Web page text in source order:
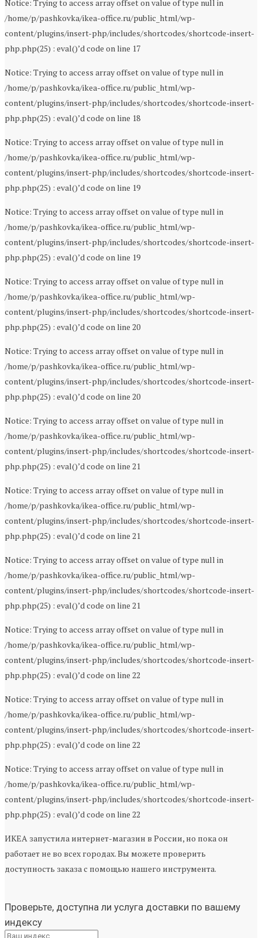
Notice: Trying to access array offset on value of type null in
/home/p/pashkovka/ikea-office.ru/public_html/wp-
content/plugins/insert-php/includes/shortcodes/shortcode-insert-
php.php(25) : eval()’d code on line 17
Notice: Trying to access array offset on value of type null in
/home/p/pashkovka/ikea-office.ru/public_html/wp-
content/plugins/insert-php/includes/shortcodes/shortcode-insert-
php.php(25) : eval()’d code on line 18
Notice: Trying to access array offset on value of type null in
/home/p/pashkovka/ikea-office.ru/public_html/wp-
content/plugins/insert-php/includes/shortcodes/shortcode-insert-
php.php(25) : eval()’d code on line 19
Notice: Trying to access array offset on value of type null in
/home/p/pashkovka/ikea-office.ru/public_html/wp-
content/plugins/insert-php/includes/shortcodes/shortcode-insert-
php.php(25) : eval()’d code on line 19
Notice: Trying to access array offset on value of type null in
/home/p/pashkovka/ikea-office.ru/public_html/wp-
content/plugins/insert-php/includes/shortcodes/shortcode-insert-
php.php(25) : eval()’d code on line 20
Notice: Trying to access array offset on value of type null in
/home/p/pashkovka/ikea-office.ru/public_html/wp-
content/plugins/insert-php/includes/shortcodes/shortcode-insert-
php.php(25) : eval()’d code on line 20
Notice: Trying to access array offset on value of type null in
/home/p/pashkovka/ikea-office.ru/public_html/wp-
content/plugins/insert-php/includes/shortcodes/shortcode-insert-
php.php(25) : eval()’d code on line 21
Notice: Trying to access array offset on value of type null in
/home/p/pashkovka/ikea-office.ru/public_html/wp-
content/plugins/insert-php/includes/shortcodes/shortcode-insert-
php.php(25) : eval()’d code on line 21
Notice: Trying to access array offset on value of type null in
/home/p/pashkovka/ikea-office.ru/public_html/wp-
content/plugins/insert-php/includes/shortcodes/shortcode-insert-
php.php(25) : eval()’d code on line 21
Notice: Trying to access array offset on value of type null in
/home/p/pashkovka/ikea-office.ru/public_html/wp-
content/plugins/insert-php/includes/shortcodes/shortcode-insert-
php.php(25) : eval()’d code on line 22
Notice: Trying to access array offset on value of type null in
/home/p/pashkovka/ikea-office.ru/public_html/wp-
content/plugins/insert-php/includes/shortcodes/shortcode-insert-
php.php(25) : eval()’d code on line 22
Notice: Trying to access array offset on value of type null in
/home/p/pashkovka/ikea-office.ru/public_html/wp-
content/plugins/insert-php/includes/shortcodes/shortcode-insert-
php.php(25) : eval()’d code on line 22
ИКЕА запустила интернет-магазин в России, но пока он
работает не во всех городах. Вы можете проверить
доступность заказа с помощью нашего инструмента.
Проверьте, доступна ли услуга доставки по вашему
индексу